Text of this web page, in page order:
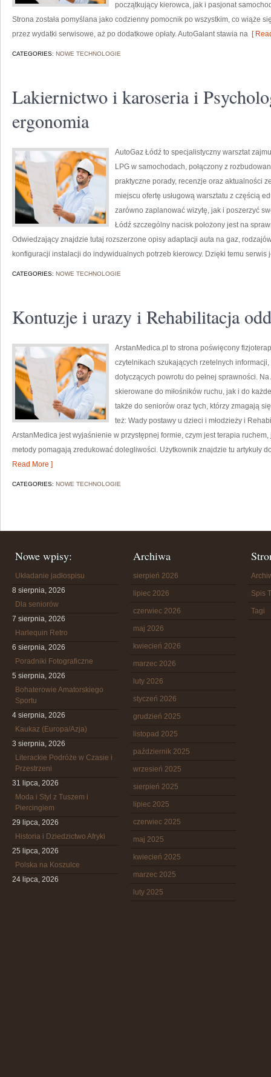
początkujący kierowca, jak i pasjonat
Strona została pomyślana jako codzienny pomocnik po wszystkim, co wiąże
przez wydatki serwisowe, aż po dodatkowe opłaty. AutoGalant stawia na [
CATEGORIES: NOWE TECHNOLOGIE
Lakiernictwo i karoseria i
ergonomia
AutoGaz Łódź to specjalistyczny warsztat
LPG w samochodach, połączony z
praktyczne porady, recenzje oraz aktualności
miejscu ofertę usługową warsztatu z częścią
zarówno zaplanować wizytę, jak i poszerzyć
Łódź szczególny nacisk położony jest na
Odwiedzający znajdzie tutaj rozszerzone opisy adaptacji auta na gaz,
konfiguracji instalacji do indywidualnych potrzeb kierowcy. Dzięki temu serwis
CATEGORIES: NOWE TECHNOLOGIE
Kontuzje i urazy i Rehabilitacja
ArstanMedica.pl to strona poświęcony
czytelnikach szukających rzetelnych
dotyczących powrotu do pełnej sprawności.
skierowane do miłośników ruchu, jak i do
także do seniorów oraz tych, którzy zmagają
też: Wady postawy u dzieci i młodzieży i
ArstanMedica jest wyjaśnienie w przystępnej formie, czym jest terapia
metody pomagają zredukować dolegliwości. Użytkownik znajdzie tu artykuły
Read More ]
CATEGORIES: NOWE TECHNOLOGIE
Nowe wpisy:
Układanie jadłospisu
8 sierpnia, 2026
Dla seniorów
7 sierpnia, 2026
Harlequin Retro
6 sierpnia, 2026
Poradniki Fotograficzne
5 sierpnia, 2026
Bohaterowie Amatorskiego
Sportu
4 sierpnia, 2026
Kaukaz (Europa/Azja)
3 sierpnia, 2026
Literackie Podróże w Czasie i
Przestrzeni
31 lipca, 2026
Moda i Styl z Tuszem i
Piercingiem
29 lipca, 2026
Historia i Dziedzictwo Afryki
25 lipca, 2026
Polska na Koszulce
24 lipca, 2026
Archiwa
sierpień 2026
lipiec 2026
czerwiec 2026
maj 2026
kwiecień 2026
marzec 2026
luty 2026
styczeń 2026
grudzień 2025
listopad 2025
październik 2025
wrzesień 2025
sierpień 2025
lipiec 2025
czerwiec 2025
maj 2025
kwiecień 2025
marzec 2025
luty 2025
Spis
Tagi